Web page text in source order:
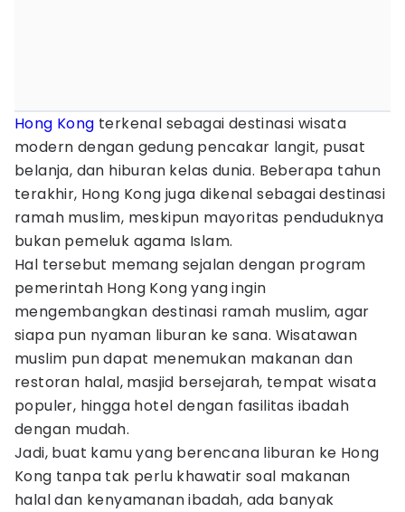
Hong Kong terkenal sebagai destinasi wisata
modern dengan gedung pencakar langit, pusat
belanja, dan hiburan kelas dunia. Beberapa tahun
terakhir, Hong Kong juga dikenal sebagai destinasi
ramah muslim, meskipun mayoritas penduduknya
bukan pemeluk agama Islam.
Hal tersebut memang sejalan dengan program
pemerintah Hong Kong yang ingin
mengembangkan destinasi ramah muslim, agar
siapa pun nyaman liburan ke sana. Wisatawan
muslim pun dapat menemukan makanan dan
restoran halal, masjid bersejarah, tempat wisata
populer, hingga hotel dengan fasilitas ibadah
dengan mudah.
Jadi, buat kamu yang berencana liburan ke Hong
Kong tanpa tak perlu khawatir soal makanan
halal dan kenyamanan ibadah, ada banyak